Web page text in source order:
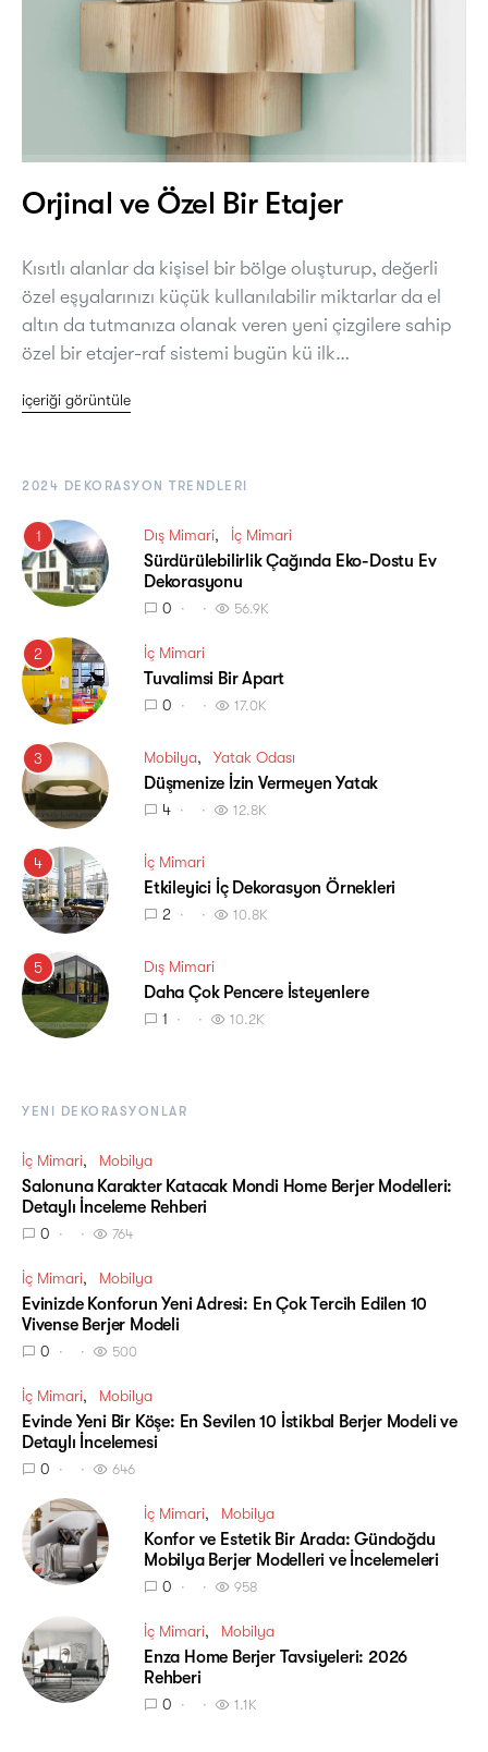
Orjinal ve Özel Bir Etajer
Kısıtlı alanlar da kişisel bir bölge oluşturup, değerli
özel eşyalarınızı küçük kullanılabilir miktarlar da el
altın da tutmanıza olanak veren yeni çizgilere sahip
özel bir etajer-raf sistemi bugün kü ilk…
içeriği görüntüle
2024 DEKORASYON TRENDLERI
1 Dış Mimari İç Mimari
Sürdürülebilirlik Çağında Eko-Dostu Ev
Dekorasyonu
0 56.9K
2 İç Mimari
Tuvalimsi Bir Apart
0 17.0K
3 Mobilya Yatak Odası
Düşmenize İzin Vermeyen Yatak
4 12.8K
4 İç Mimari
Etkileyici İç Dekorasyon Örnekleri
2 10.8K
5 Dış Mimari
Daha Çok Pencere İsteyenlere
1 10.2K
YENI DEKORASYONLAR
İç Mimari Mobilya
Salonuna Karakter Katacak Mondi Home Berjer Modelleri:
Detaylı İnceleme Rehberi
0 764
İç Mimari Mobilya
Evinizde Konforun Yeni Adresi: En Çok Tercih Edilen 10
Vivense Berjer Modeli
0 500
İç Mimari Mobilya
Evinde Yeni Bir Köşe: En Sevilen 10 İstikbal Berjer Modeli ve
Detaylı İncelemesi
0 646
İç Mimari Mobilya
Konfor ve Estetik Bir Arada: Gündoğdu
Mobilya Berjer Modelleri ve İncelemeleri
0 958
İç Mimari Mobilya
Enza Home Berjer Tavsiyeleri: 2026
Rehberi
0 1.1K